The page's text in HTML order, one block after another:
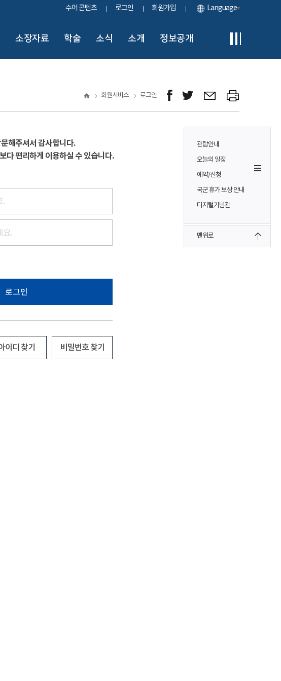
수어 콘텐츠 로그인 회원가입 Language
소장자료 학술 소식 소개 정보공개
관람안내
오늘의 일정
예약/신청
국군 휴가 보상 안내
디지털기념관
맨위로
회원서비스 로그인
해주셔서 감사합니다.
다 편리하게 이용하실 수 있습니다.
로그인
이디 찾기 비밀번호 찾기